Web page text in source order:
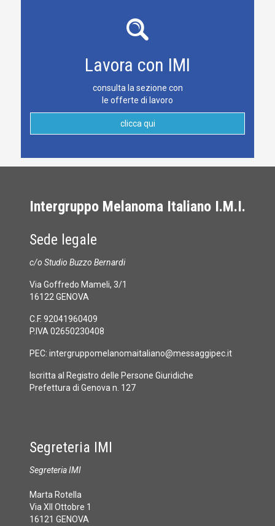
Lavora con IMI
consulta la sezione con
le offerte di lavoro
clicca qui
Intergruppo Melanoma Italiano I.M.I.
Sede legale
c/o Studio Buzzo Bernardi
Via Goffredo Mameli, 3/1
16122 GENOVA
C.F. 92041960409
P.IVA 02650230408
PEC: intergruppomelanomaitaliano@messaggipec.it
Iscritta al Registro delle Persone Giuridiche
Prefettura di Genova n. 127
Segreteria IMI
Segreteria IMI
Marta Rotella
Via XII Ottobre 1
16121 GENOVA